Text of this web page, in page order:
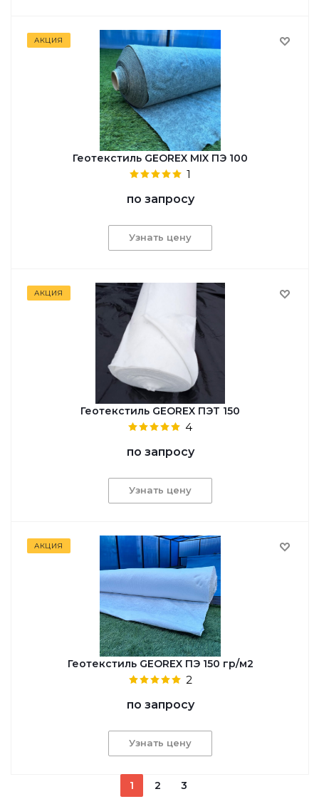
АКЦИЯ
Геотекстиль GEOREX MIX ПЭ 100
1
по запросу
Узнать цену
АКЦИЯ
Геотекстиль GEОREX ПЭТ 150
4
по запросу
Узнать цену
АКЦИЯ
Геотекстиль GEOREX ПЭ 150 гр/м2
2
по запросу
Узнать цену
1 2 3